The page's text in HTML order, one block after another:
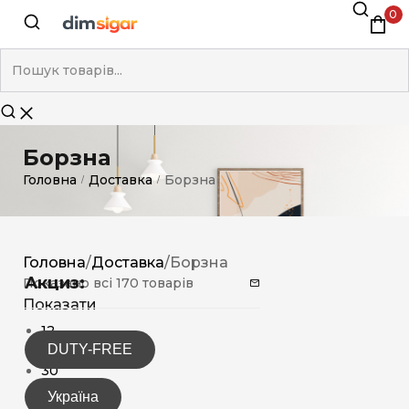
0
Борзна
Головна / Доставка / Борзна
Акциз:
DUTY-FREE
Україна
Головна/Доставка/Борзна
Показано всі 170 товарів
Показати
12
15
30